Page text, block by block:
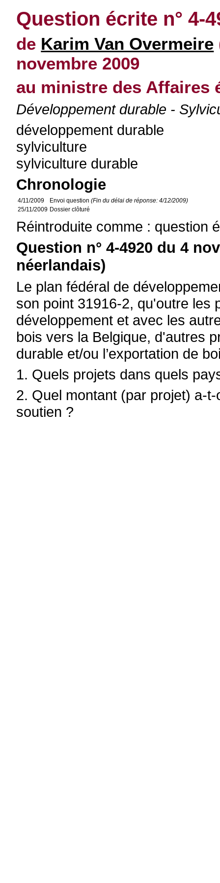
Question écrite n° 4-
de Karim Van Overmeire
novembre 2009
au ministre des Affaires
Développement durable -
développement durable
sylviculture
sylviculture durable
Chronologie
4/11/2009 Envoi question(Fin du délai de réponse: 4/12/2009)
25/11/2009 Dossier clôturé
Réintroduite comme : question
Question n° 4-4920 du 4
néerlandais)
Le plan fédéral de
son point 31916-2, qu'outre les
développement et avec les
bois vers la Belgique, d'autres
durable et/ou l’exportation de
1. Quels projets dans quels
2. Quel montant (par projet) a-
soutien ?